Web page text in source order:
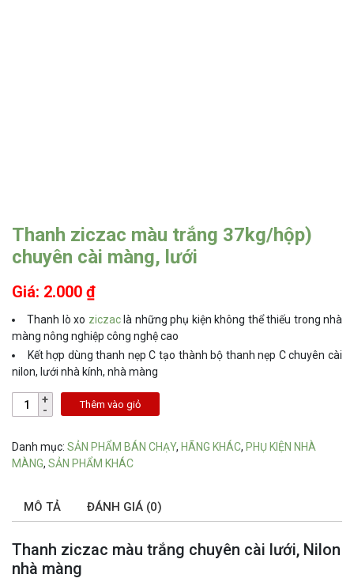
Thanh ziczac màu trắng 37kg/hộp)
chuyên cài màng, lưới
Giá: 2.000 ₫
Thanh lò xo ziczaclà những phụ kiện không thể thiếu trong nhà
màng nông nghiệp công nghệ cao
Kết hợp dùng thanh nẹp C tạo thành bộ thanh nẹp C chuyên cài
nilon, lưới nhà kính, nhà màng
Thêm vào giỏ
Danh mục: SẢN PHẨM BÁN CHẠY, HÃNG KHÁC, PHỤ KIỆN NHÀ
MÀNG, SẢN PHẨM KHÁC
MÔ TẢ ĐÁNH GIÁ (0)
Thanh ziczac màu trắng chuyên cài lưới, Nilon
nhà màng